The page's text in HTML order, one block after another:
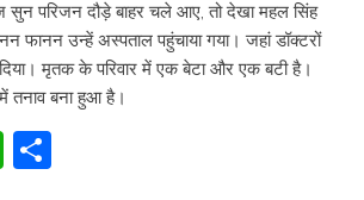
सुन परिजन दौड़े बाहर चले आए, तो देखा महल सिंह
फानन उन्हें अस्पताल पहुंचाया गया। जहां डॉक्टरों
मृतक के परिवार में एक बेटा और एक बटी है।
तनाव बना हुआ है।
WhatsApp